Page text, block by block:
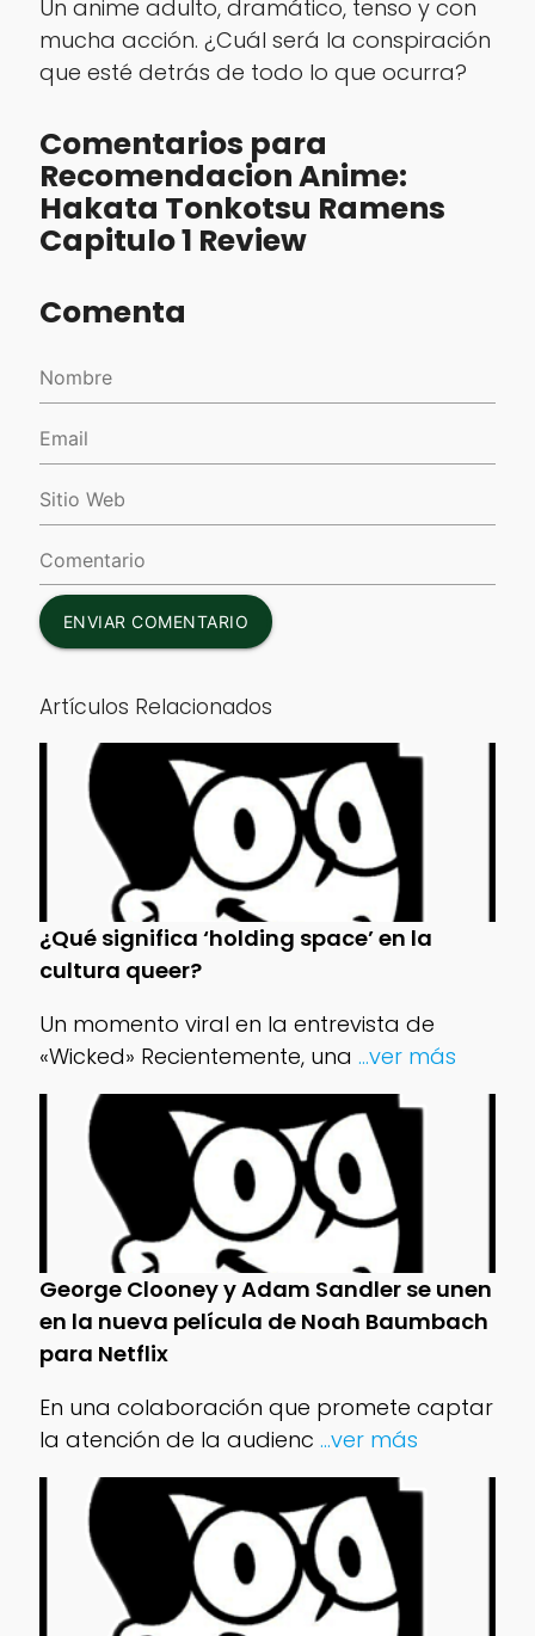
Un anime adulto, dramático, tenso y con
mucha acción. ¿Cuál será la conspiración
que esté detrás de todo lo que ocurra?
Comentarios para
Recomendacion Anime:
Hakata Tonkotsu Ramens
Capitulo 1 Review
Comenta
ENVIAR COMENTARIO
Artículos Relacionados
¿Qué significa ‘holding space’ en la
cultura queer?
Un momento viral en la entrevista de
«Wicked» Recientemente, una ...ver más
George Clooney y Adam Sandler se unen
en la nueva película de Noah Baumbach
para Netflix
En una colaboración que promete captar
la atención de la audienc ...ver más